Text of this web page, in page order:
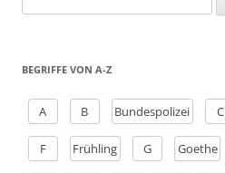
h
BEGRIFFE VON A-Z
A B Bundespolizei C
F Frühling G Goethe